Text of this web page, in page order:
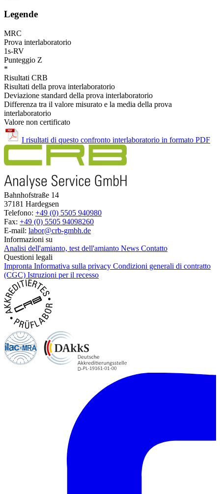
Legende
MRC
Prova interlaboratorio
1s-RV
Punteggio Z
*
Risultati CRB
Risultati della prova interlaboratorio
Deviazione standard della prova interlaboratorio
Differenza tra il valore misurato e la media della prova
interlaboratorio
Valore non certificato
I risultati di questo confronto interlaboratorio in formato PDF
Bahnhofstraße 14
37181 Hardegsen
Telefono: +49 (0) 5505 940980
Fax: +49 (0) 5505 94098260
E-mail: labor@crb-gmbh.de
Informazioni su
Analisi dell'amianto, test dell'amianto News Contatto
Questioni legali
Impronta Informativa sulla privacy Condizioni generali di contratto
(CGC) Istruzioni per il recesso